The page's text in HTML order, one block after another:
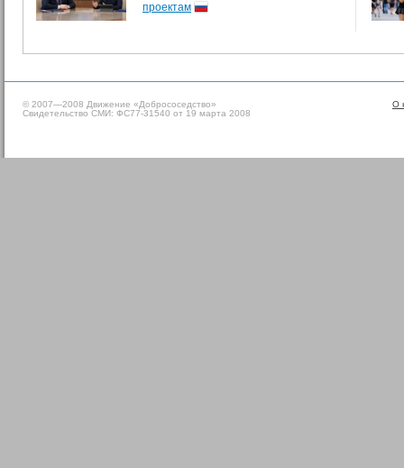
проектам
О
© 2007—2008 Движение «Добрососедство»
Свидетельство СМИ: ФС77-31540 от 19 марта 2008